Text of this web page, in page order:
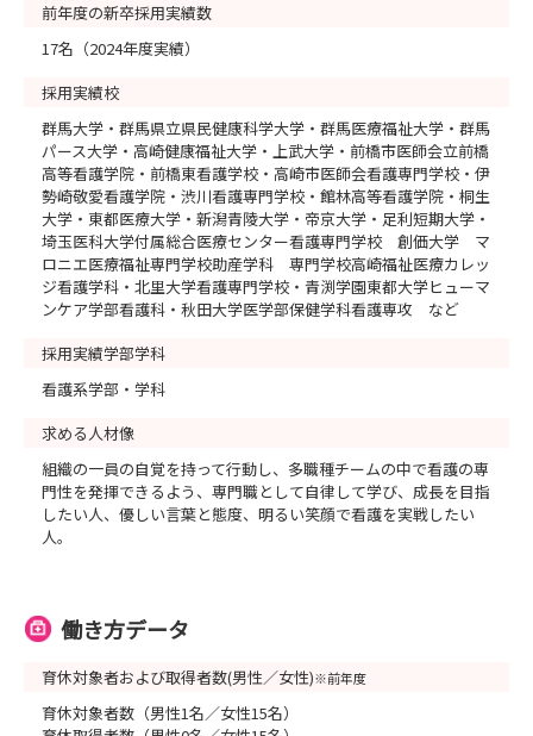
前年度の新卒採用実績数
17名（2024年度実績）
採用実績校
群馬大学・群馬県立県民健康科学大学・群馬医療福祉大学・群馬
パース大学・高崎健康福祉大学・上武大学・前橋市医師会立前橋
高等看護学院・前橋東看護学校・高崎市医師会看護専門学校・伊
勢崎敬愛看護学院・渋川看護専門学校・館林高等看護学院・桐生
大学・東都医療大学・新潟青陵大学・帝京大学・足利短期大学・
埼玉医科大学付属総合医療センター看護専門学校 創価大学 マ
ロニエ医療福祉専門学校助産学科 専門学校高崎福祉医療カレッ
ジ看護学科・北里大学看護専門学校・青渕学園東都大学ヒューマ
ンケア学部看護科・秋田大学医学部保健学科看護専攻 など
採用実績学部学科
看護系学部・学科
求める人材像
組織の一員の自覚を持って行動し、多職種チームの中で看護の専
門性を発揮できるよう、専門職として自律して学び、成長を目指
したい人、優しい言葉と態度、明るい笑顔で看護を実戦したい
人。
働き方データ
育休対象者および取得者数(男性／女性)※前年度
育休対象者数（男性1名／女性15名）